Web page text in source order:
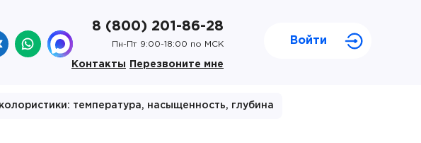
8 (800) 201-86-28
Пн-Пт 9:00-18:00 по МСК
Контакты Перезвоните мне
Войти
температура, насыщенность, глубина